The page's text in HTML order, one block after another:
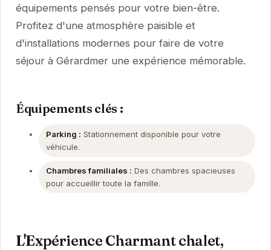
équipements pensés pour votre bien-être.
Profitez d'une atmosphère paisible et
d'installations modernes pour faire de votre
séjour à Gérardmer une expérience mémorable.
Équipements clés :
Parking : Stationnement disponible pour votre
véhicule.
Chambres familiales : Des chambres spacieuses
pour accueillir toute la famille.
L'Expérience Charmant chalet,